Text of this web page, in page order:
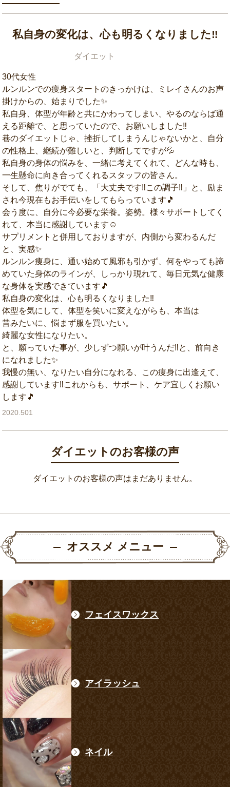
私自身の変化は、心も明るくなりました‼︎
ダイエット
30代女性
ルンルンでの痩身スタートのきっかけは、ミレイさんのお声
掛けからの、始まりでした✨
私自身、体型が年齢と共にかわってしまい、やるのならば通
える距離で、と思っていたので、お願いしました‼️
巷のダイエットじゃ、挫折してしまうんじゃないかと、自分
の性格上、継続が難しいと、判断してですが💦
私自身の身体の悩みを、一緒に考えてくれて、どんな時も、
一生懸命に向き合ってくれるスタッフの皆さん。
そして、焦りがでても、「大丈夫です‼️この調子‼️」と、励ま
され今現在もお手伝いをしてもらっています🎵
会う度に、自分に今必要な栄養。姿勢。様々サポートしてく
れて、本当に感謝しています☺️
サプリメントと併用しておりますが、内側から変わるんだ
と、実感✨
ルンルン痩身に、通い始めて風邪も引かず、何をやっても諦
めていた身体のラインが、しっかり現れて、毎日元気な健康
な身体を実感できています🎵
私自身の変化は、心も明るくなりました‼️
体型を気にして、体型を笑いに変えながらも、本当は
昔みたいに、悩まず服を買いたい。
綺麗な女性になりたい。
と、願っていた事が、少しずつ願いが叶うんだ‼️と、前向き
になれました✨
我慢の無い、なりたい自分になれる、この痩身に出逢えて、
感謝しています‼️これからも、サポート、ケア宜しくお願い
します🎵
2020.501
ダイエットのお客様の声
ダイエットのお客様の声はまだありません。
オススメ メニュー
フェイスワックス
アイラッシュ
ネイル